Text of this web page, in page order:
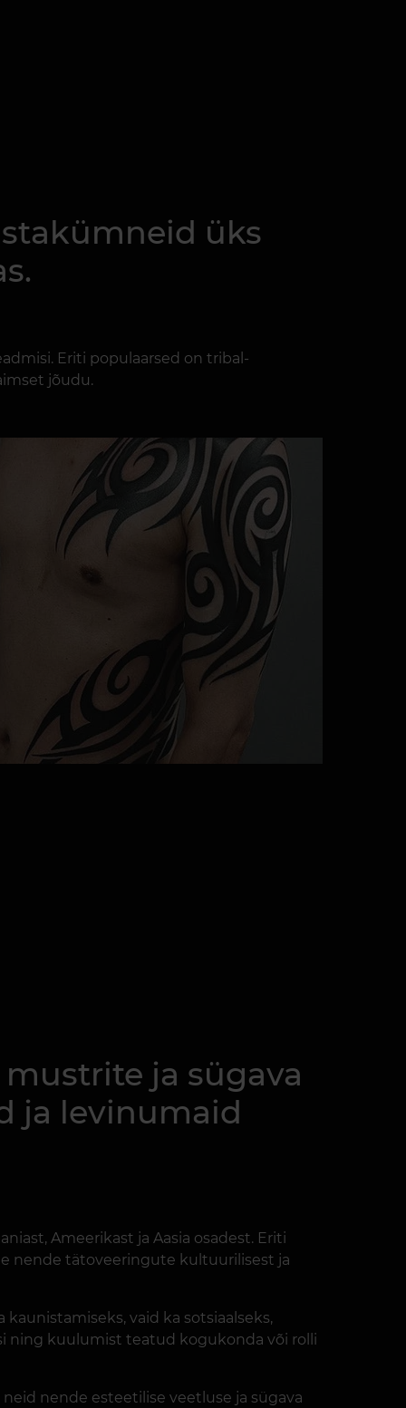
üks
Eriti populaarsed on tribal-
jõudu.
ja sügava
ja levinumaid
Ameerikast ja Aasia osadest. Eriti
nende tätoveeringute kultuurilisest ja
vaid ka sotsiaalseks,
ning kuulumist teatud kogukonda või rolli
nende esteetilise veetluse ja sügava